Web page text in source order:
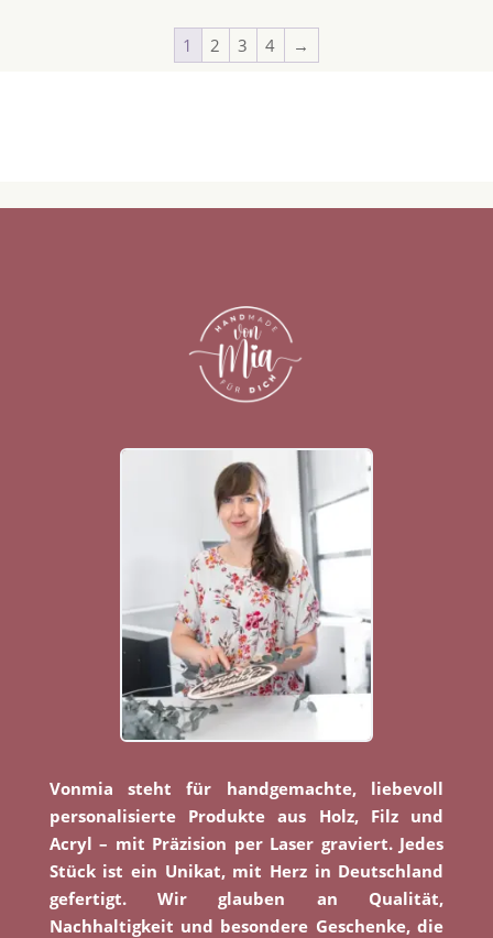
1 2 3 4 →
Vonmia steht für handgemachte, liebevoll
personalisierte Produkte aus Holz, Filz und
Acryl – mit Präzision per Laser graviert. Jedes
Stück ist ein Unikat, mit Herz in Deutschland
gefertigt. Wir glauben an Qualität,
Nachhaltigkeit und besondere Geschenke, die